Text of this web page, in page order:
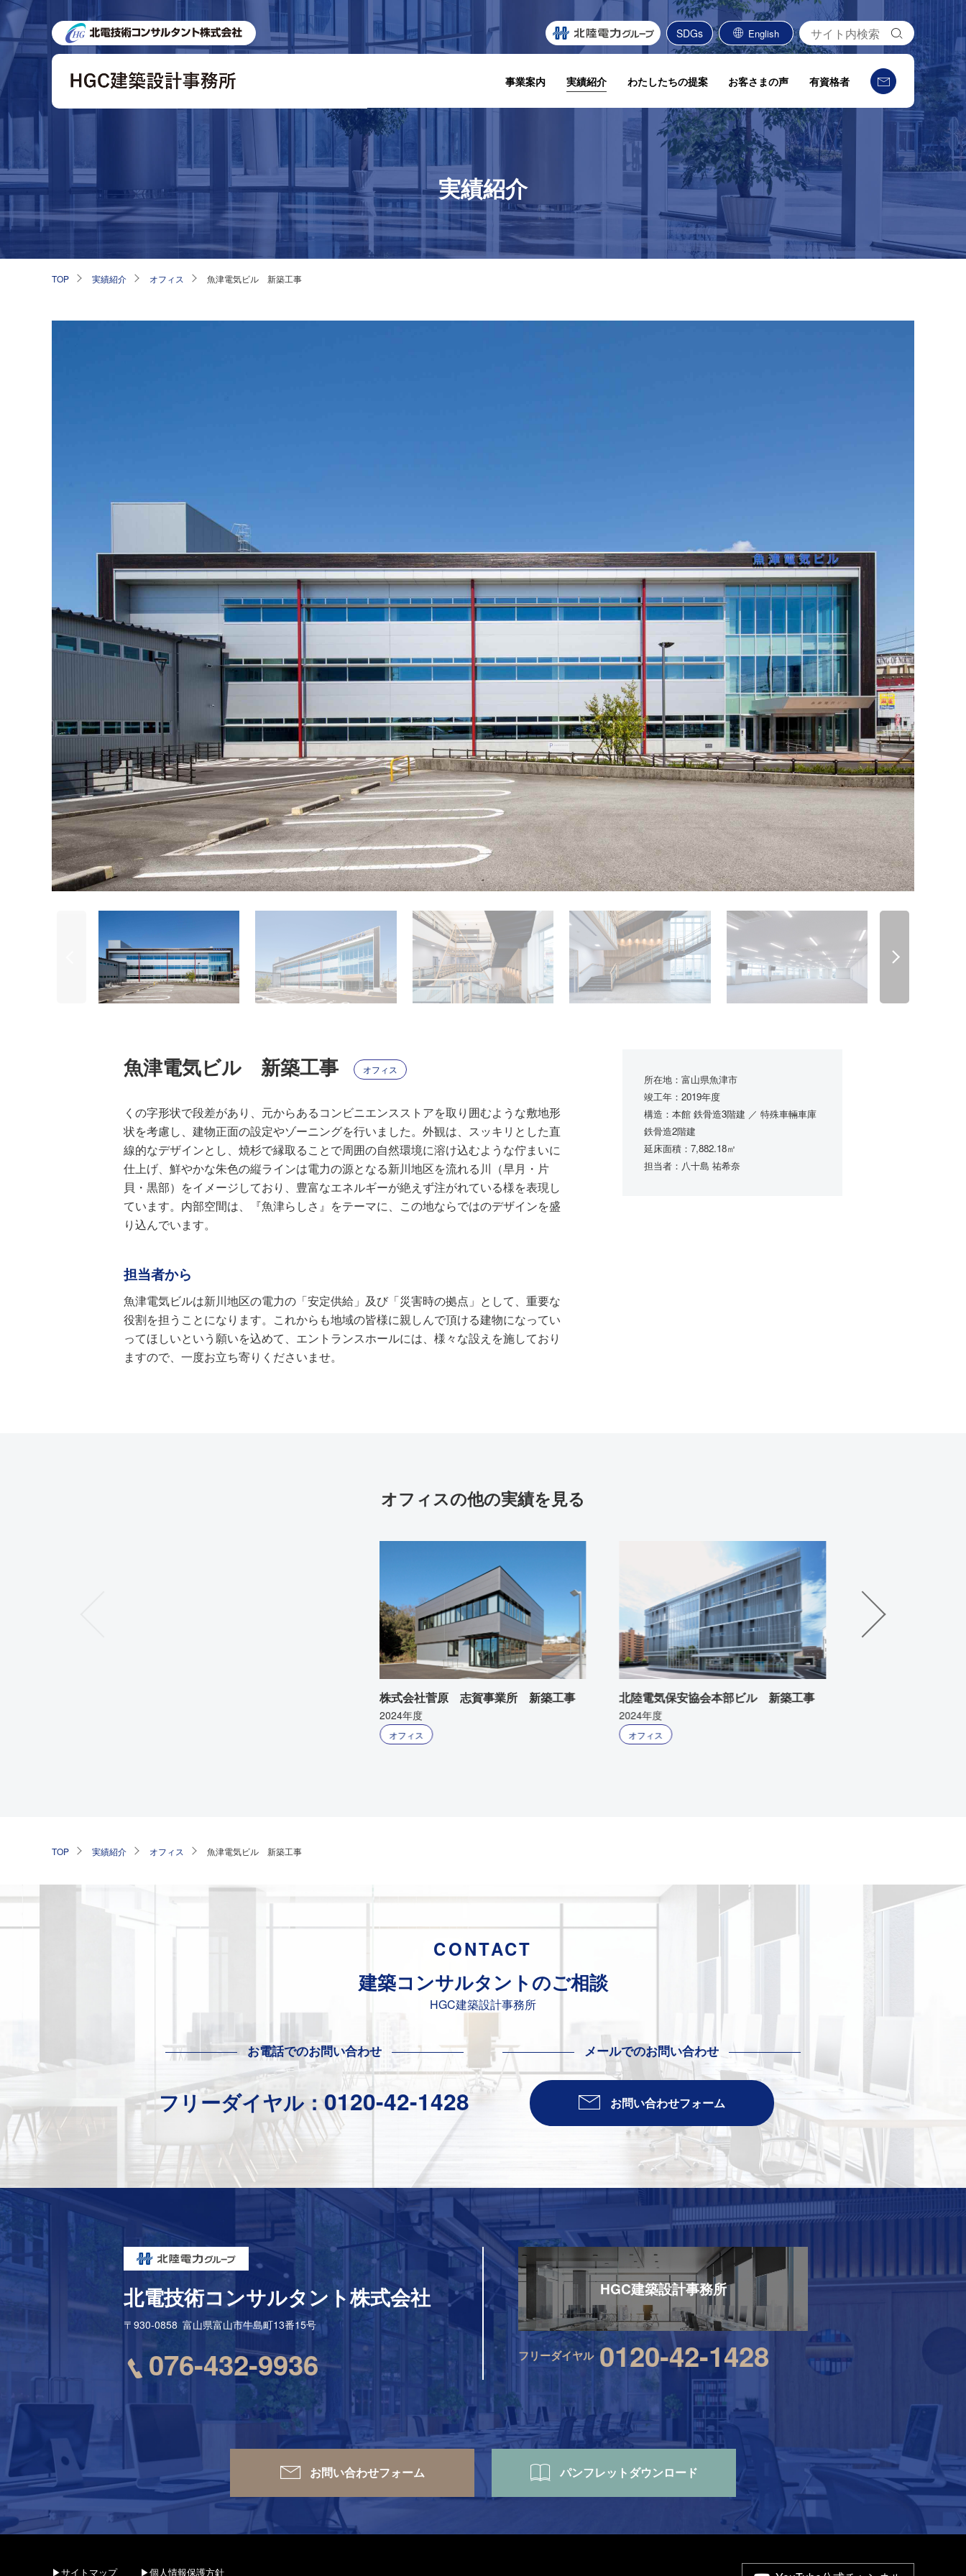
SDGs English 検
索
事業案内 実績紹介 わたしたちの提案 お客さまの声 有資格者
実績紹介
TOP 実績紹介 オフィス 魚津電気ビル 新築工事
魚津電気ビル 新築工事 オフィス
くの字形状で段差があり、元からあるコンビニエンスストアを取り囲むような敷地形
状を考慮し、建物正面の設定やゾーニングを行いました。外観は、スッキリとした直
線的なデザインとし、焼杉で縁取ることで周囲の自然環境に溶け込むような佇まいに
仕上げ、鮮やかな朱色の縦ラインは電力の源となる新川地区を流れる川（早月・片
貝・黒部）をイメージしており、豊富なエネルギーが絶えず注がれている様を表現し
ています。内部空間は、『魚津らしさ』をテーマに、この地ならではのデザインを盛
り込んでいます。
担当者から
魚津電気ビルは新川地区の電力の「安定供給」及び「災害時の拠点」として、重要な
役割を担うことになります。これからも地域の皆様に親しんで頂ける建物になってい
ってほしいという願いを込めて、エントランスホールには、様々な設えを施しており
ますので、一度お立ち寄りくださいませ。
所在地：富山県魚津市
竣工年：2019年度
構造：本館 鉄骨造3階建 ／ 特殊車輛車庫
鉄骨造2階建
延床面積：7,882.18㎡
担当者：八十島 祐希奈
オフィスの他の実績を見る
株式会社菅原 志賀事業所 新築工事
2024年度
オフィス
北陸電気保安協会本部ビル 新築工事
2024年度
オフィス
TOP 実績紹介 オフィス 魚津電気ビル 新築工事
CONTACT
建築コンサルタントのご相談
HGC建築設計事務所
お電話でのお問い合わせ
フリーダイヤル：0120-42-1428
メールでのお問い合わせ
お問い合わせフォーム
北電技術コンサルタント株式会社
〒930-0858 富山県富山市牛島町13番15号
076-432-9936
HGC建築設計事務所
フリーダイヤル 0120-42-1428
お問い合わせフォーム パンフレット ダウンロード
▶サイトマップ ▶個人情報保護方針